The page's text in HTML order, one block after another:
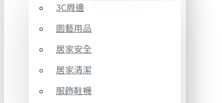
3C周邊
園藝用品
居家安全
居家清潔
服飾鞋襪